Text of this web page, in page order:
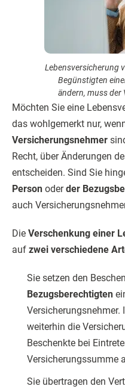
Lebensversicherung
Begünstigten
ändern, muss der
Möchten Sie eine
das wohlgemerkt nur,
Versicherungsnehmer
Recht, über Änderungen
entscheiden. Sind Sie
Person oderder
auch
Die Verschenkung einer
auf zwei verschiedene
Sie setzen den
Bezugsberechtigten
Versicherungsnehmer.
weiterhin die
Beschenkte bei
Versicherungssumme
Sie übertragen den